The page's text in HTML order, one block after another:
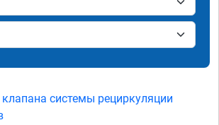
системы рециркуляции